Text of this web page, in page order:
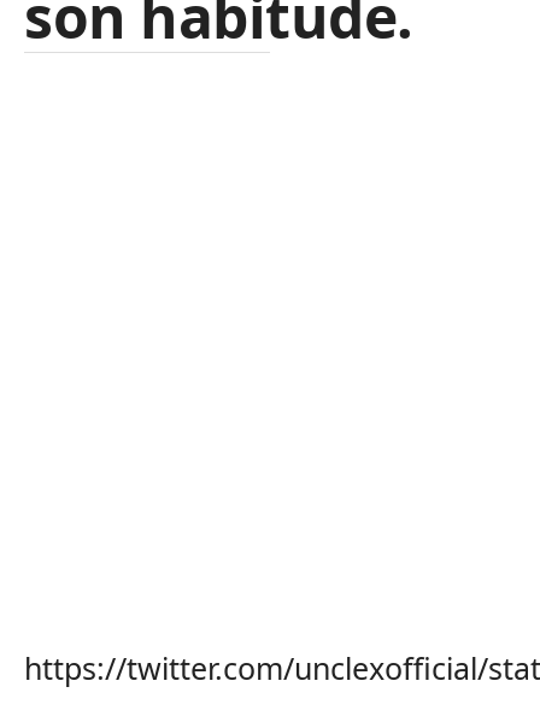
son habitude.
https://twitter.com/unclexofficial/